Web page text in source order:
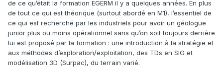
de ce qu’était la formation EGERM il y a quelques années. En plus
de tout ce qui est théorique (surtout abordé en M1), l’essentiel de
ce qui est recherché par les industriels pour avoir un géologue
junior plus ou moins opérationnel sans qu’on soit toujours derrière
lui est proposé par la formation : une introduction à la stratégie et
aux méthodes d’exploration/exploitation, des TDs en SIG et
modélisation 3D (Surpac), du terrain varié.